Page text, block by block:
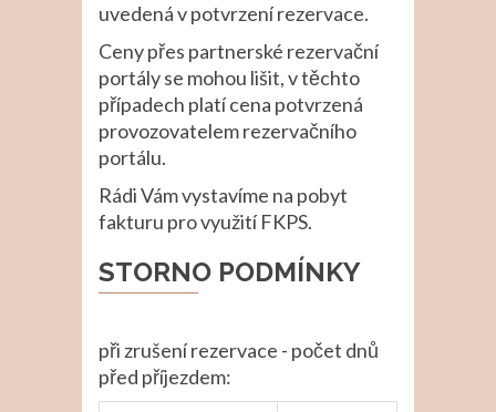
uvedená v potvrzení rezervace.
Ceny přes partnerské rezervační
portály se mohou lišit, v těchto
případech platí cena potvrzená
provozovatelem rezervačního
portálu.
Rádi Vám vystavíme na pobyt
fakturu pro využití FKPS.
STORNO PODMÍNKY
při zrušení rezervace - počet dnů
před příjezdem: